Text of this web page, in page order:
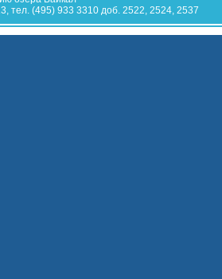
тел. (495) 933 3310 доб. 2522, 2524, 2537